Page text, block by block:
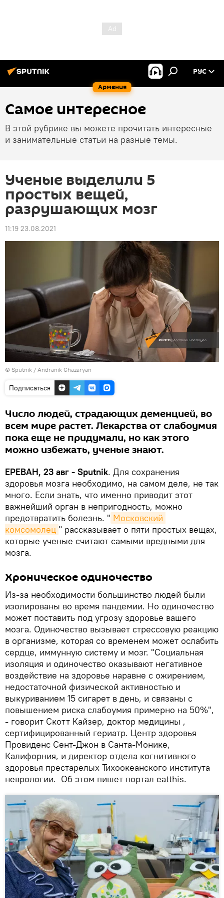
Армения
РУС
Самое интересное
В этой рубрике вы можете прочитать интересные
и занимательные статьи на разные темы.
Ученые выделили 5
простых вещей,
разрушающих мозг
11:19 23.08.2021
© Sputnik / Andranik Ghazaryan
Подписаться
Число людей, страдающих деменцией, во
всем мире растет. Лекарства от слабоумия
пока еще не придумали, но как этого
можно избежать, ученые знают.
ЕРЕВАН, 23 авг - Sputnik. Для сохранения
здоровья мозга необходимо, на самом деле, не так
много. Если знать, что именно приводит этот
важнейший орган в непригодность, можно
предотвратить болезнь. " Московский
комсомолец " рассказывает о пяти простых вещах,
которые ученые считают самыми вредными для
мозга.
Хроническое одиночество
Из-за необходимости большинство людей были
изолированы во время пандемии. Но одиночество
может поставить под угрозу здоровье вашего
мозга. Одиночество вызывает стрессовую реакцию
в организме, которая со временем может ослабить
сердце, иммунную систему и мозг. "Социальная
изоляция и одиночество оказывают негативное
воздействие на здоровье наравне с ожирением,
недостаточной физической активностью и
выкуриванием 15 сигарет в день, и связаны с
повышением риска слабоумия примерно на 50%",
- говорит Скотт Кайзер, доктор медицины ,
сертифицированный гериатр. Центр здоровья
Провиденс Сент-Джон в Санта-Монике,
Калифорния, и директор отдела когнитивного
здоровья престарелых Тихоокеанского института
неврологии. Об этом пишет портал eatthis.